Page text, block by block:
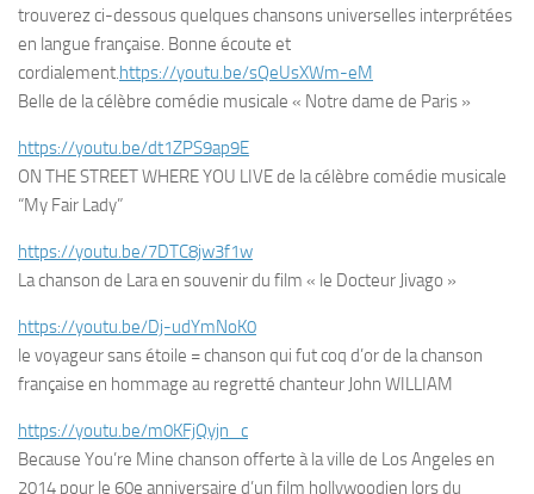
trouverez ci-dessous quelques chansons universelles interprétées
en langue française. Bonne écoute et
cordialement.https://youtu.be/sQeUsXWm-eM
Belle de la célèbre comédie musicale « Notre dame de Paris »
https://youtu.be/dt1ZPS9ap9E
ON THE STREET WHERE YOU LIVE de la célèbre comédie musicale
“My Fair Lady”
https://youtu.be/7DTC8jw3f1w
La chanson de Lara en souvenir du film « le Docteur Jivago »
https://youtu.be/Dj-udYmNoK0
le voyageur sans étoile = chanson qui fut coq d’or de la chanson
française en hommage au regretté chanteur John WILLIAM
https://youtu.be/m0KFjQyjn_c
Because You’re Mine chanson offerte à la ville de Los Angeles en
2014 pour le 60e anniversaire d’un film hollywoodien lors du